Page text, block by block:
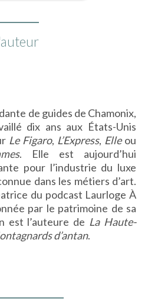
de guides de Chamonix,
dix ans aux États-Unis
Le Figaro, L’Express, Elleou
. Elle est aujourd’hui
pour l’industrie du luxe
dans les métiers d’art.
du podcast Laurloge À
par le patrimoine de sa
est l’auteure de La Haute-
d’antan.